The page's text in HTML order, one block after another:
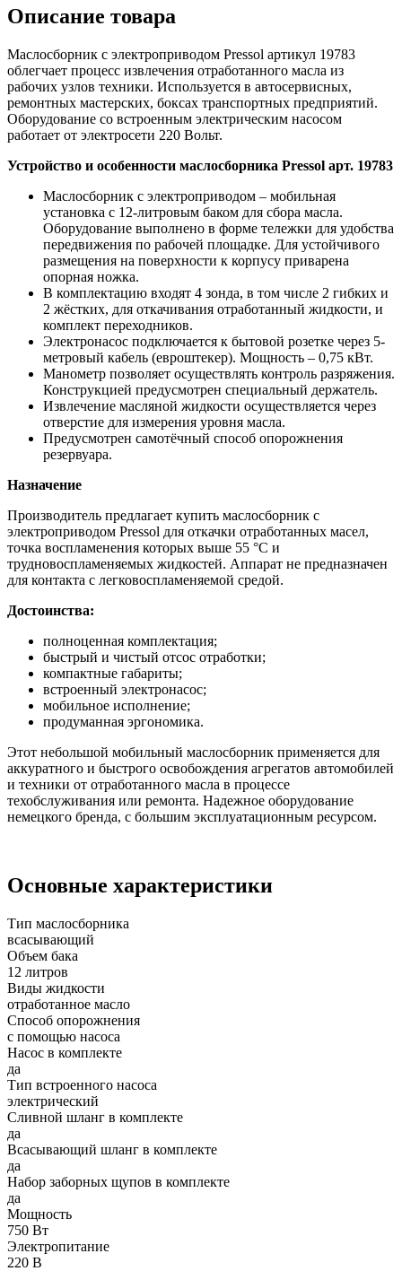
Описание товара
Маслосборник с электроприводом Pressol артикул 19783
облегчает процесс извлечения отработанного масла из
рабочих узлов техники. Используется в автосервисных,
ремонтных мастерских, боксах транспортных предприятий.
Оборудование со встроенным электрическим насосом
работает от электросети 220 Вольт.
Устройство и особенности маслосборника Pressol арт. 19783
Маслосборник с электроприводом – мобильная
установка с 12-литровым баком для сбора масла.
Оборудование выполнено в форме тележки для удобства
передвижения по рабочей площадке. Для устойчивого
размещения на поверхности к корпусу приварена
опорная ножка.
В комплектацию входят 4 зонда, в том числе 2 гибких и
2 жёстких, для откачивания отработанный жидкости, и
комплект переходников.
Электронасос подключается к бытовой розетке через 5-
метровый кабель (евроштекер). Мощность – 0,75 кВт.
Манометр позволяет осуществлять контроль разряжения.
Конструкцией предусмотрен специальный держатель.
Извлечение масляной жидкости осуществляется через
отверстие для измерения уровня масла.
Предусмотрен самотёчный способ опорожнения
резервуара.
Назначение
Производитель предлагает купить маслосборник с
электроприводом Pressol для откачки отработанных масел,
точка воспламенения которых выше 55 °C и
трудновоспламеняемых жидкостей. Аппарат не предназначен
для контакта с легковоспламеняемой средой.
Достоинства:
полноценная комплектация;
быстрый и чистый отсос отработки;
компактные габариты;
встроенный электронасос;
мобильное исполнение;
продуманная эргономика.
Этот небольшой мобильный маслосборник применяется для
аккуратного и быстрого освобождения агрегатов автомобилей
и техники от отработанного масла в процессе
техобслуживания или ремонта. Надежное оборудование
немецкого бренда, с большим эксплуатационным ресурсом.
Основные характеристики
Тип маслосборника
всасывающий
Объем бака
12 литров
Виды жидкости
отработанное масло
Способ опорожнения
с помощью насоса
Насос в комплекте
да
Тип встроенного насоса
электрический
Сливной шланг в комплекте
да
Всасывающий шланг в комплекте
да
Набор заборных щупов в комплекте
да
Мощность
750 Вт
Электропитание
220 В